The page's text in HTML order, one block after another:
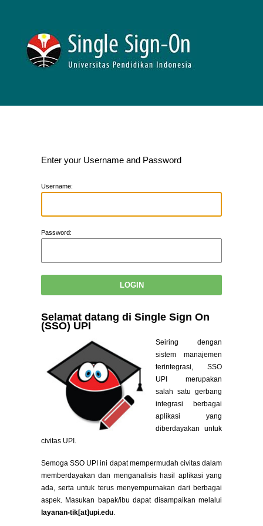
Enter your Username and Password
Username:
Password:
Selamat datang di Single Sign On
(SSO) UPI
Seiring dengan
sistem manajemen
terintegrasi, SSO
UPI merupakan
salah satu gerbang
integrasi berbagai
aplikasi yang
diberdayakan untuk
civitas UPI.
Semoga SSO UPI ini dapat mempermudah civitas dalam
memberdayakan dan menganalisis hasil aplikasi yang
ada, serta untuk terus menyempurnakan dari berbagai
aspek. Masukan bapak/ibu dapat disampaikan melalui
layanan-tik[at]upi.edu.